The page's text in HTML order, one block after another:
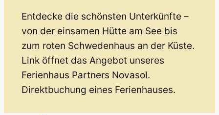
Entdecke die schönsten Unterkünfte –
von der einsamen Hütte am See bis
zum roten Schwedenhaus an der Küste.
Link öffnet das Angebot unseres
Ferienhaus Partners Novasol.
Direktbuchung eines Ferienhauses.